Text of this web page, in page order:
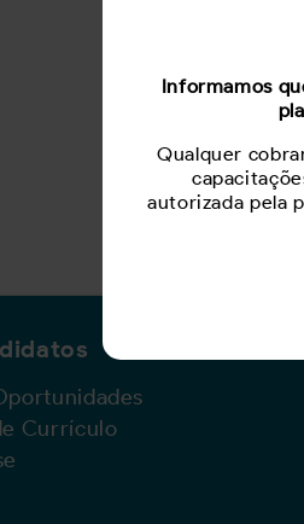
Para ver mais,
Currículo
Informamos
Qualquer
autorizada pela